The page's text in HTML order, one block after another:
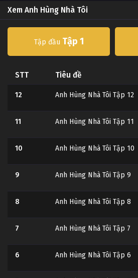
Xem Anh Hùng Nhà Tôi
Tập đầu Tập 1
STT Tiêu đề
12 Anh Hùng Nhà Tôi Tập 12
11 Anh Hùng Nhà Tôi Tập 11
10 Anh Hùng Nhà Tôi Tập 10
9 Anh Hùng Nhà Tôi Tập 9
8 Anh Hùng Nhà Tôi Tập 8
7 Anh Hùng Nhà Tôi Tập 7
6 Anh Hùng Nhà Tôi Tập 6